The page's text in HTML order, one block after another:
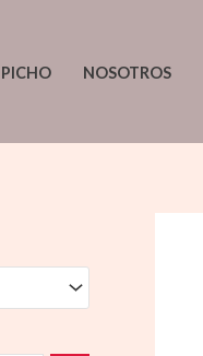
PICHO NOSOTROS